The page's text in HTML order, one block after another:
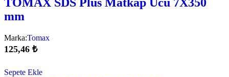
mm
Marka:Tomax
125,46 ₺
Sepete Ekle